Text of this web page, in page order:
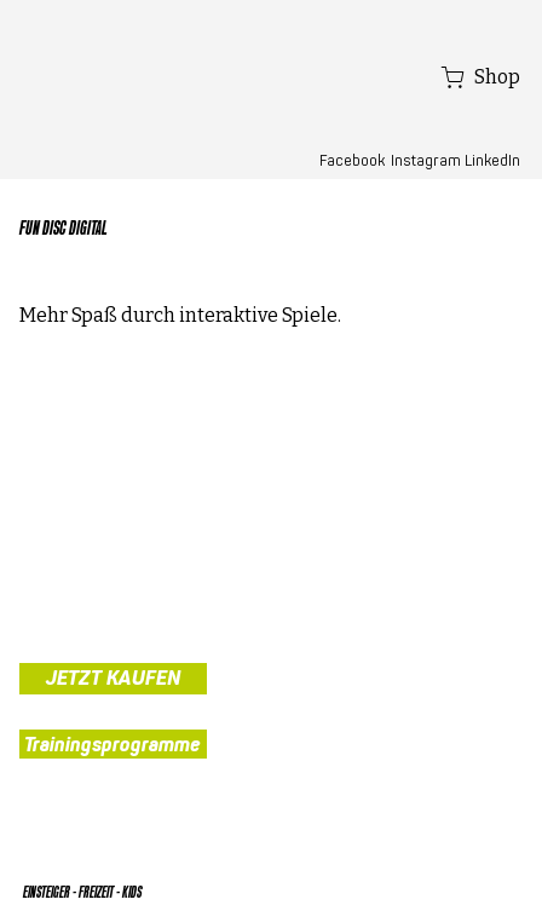
Facebook Instagram LinkedIn
Shop
FUN DISC DIGITAL
Mehr Spaß durch interaktive Spiele.
JETZT KAUFEN
Trainingsprogramme
EINSTEIGER - FREIZEIT - KIDS